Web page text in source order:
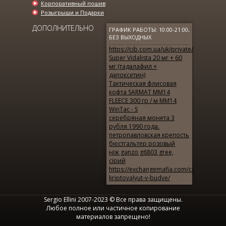
Корпоративный пошив
Розыгрыши и Подарки
ДОПОЛНИТЕЛЬНО
ГРАФИК РАБОТЫ: 10:00-21:00,
БЕЗ ВЫХОДНЫХ
https://cib.com.ua/uk/private/products/
Super Vidalista 20 мг + 60
мг (тадалафил +
дапоксетин)
Тактическая флисовая
кофта SARMAT ММ14
FLEECE 300 гр / м ММ14
WinTac - S
серебряная монета 3
рубля 1990 года.
петропавловская крепость
бюстгальтер розовый
ніж ganzo g6803 gree,
сірий
https://exchangemafia.com/city/obmen-
kriptovalyut-v-budve/
Sergio Ellini 2007-2023 © Все права защищены.
Любое полное или частичное копирование
материалов запрещено!